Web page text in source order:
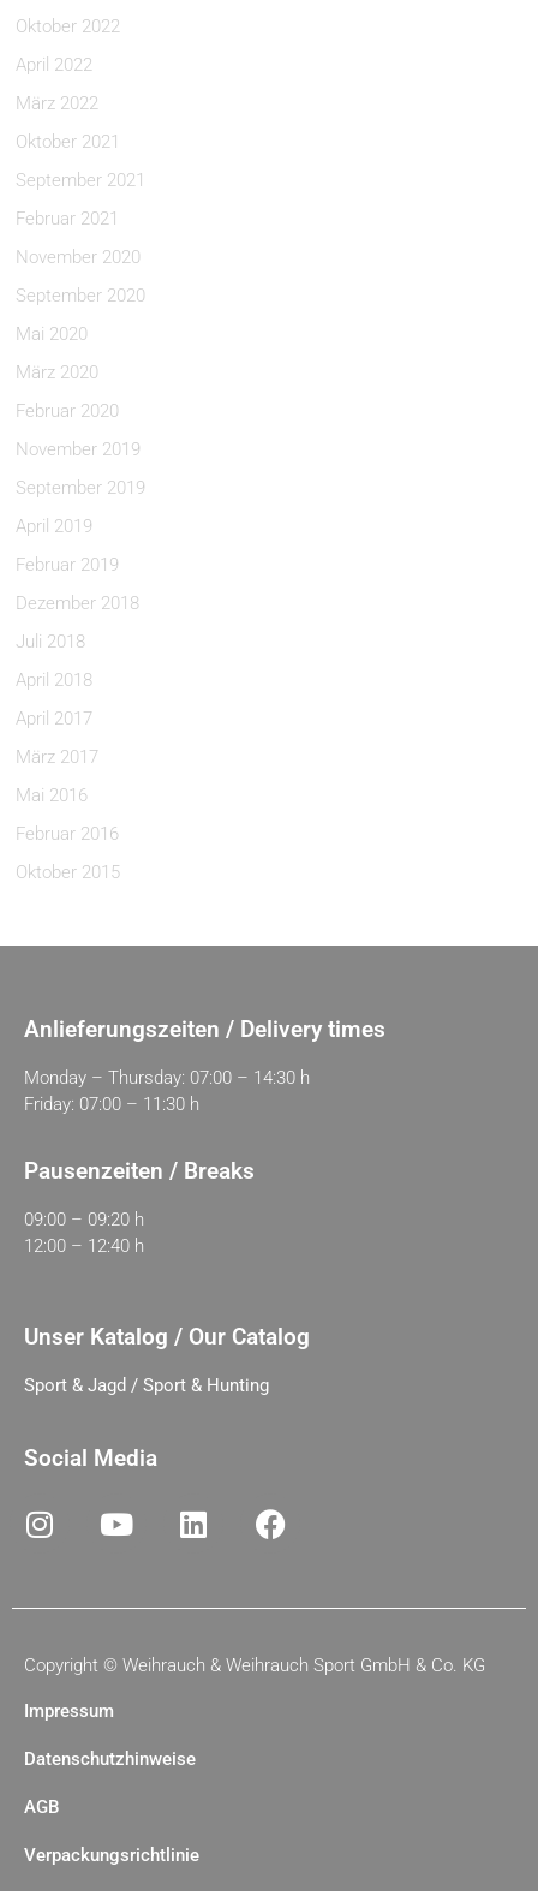
Oktober 2022
April 2022
März 2022
Oktober 2021
September 2021
Februar 2021
November 2020
September 2020
Mai 2020
März 2020
Februar 2020
November 2019
September 2019
April 2019
Februar 2019
Dezember 2018
Juli 2018
April 2018
April 2017
März 2017
Mai 2016
Februar 2016
Oktober 2015
Anlieferungszeiten / Delivery times
Monday – Thursday: 07:00 – 14:30 h
Friday: 07:00 – 11:30 h
Pausenzeiten / Breaks
09:00 – 09:20 h
12:00 – 12:40 h
Unser Katalog / Our Catalog
Sport & Jagd / Sport & Hunting
Social Media
Copyright © Weihrauch & Weihrauch Sport GmbH & Co. KG
Impressum
Datenschutzhinweise
AGB
Verpackungsrichtlinie